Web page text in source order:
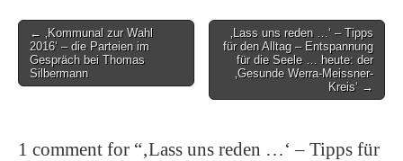
Post
navigation
← ‚Kommunal zur Wahl
2016‘ – die Parteien im
Gespräch bei Thomas
Silbermann
‚Lass uns reden …‘ – Tipps
für den Alltag – Entspannung
für die Seele … heute: der
‚Gesunde Werra-Meissner-
Kreis‘ →
1 comment for “‚Lass uns reden …‘ – Tipps für